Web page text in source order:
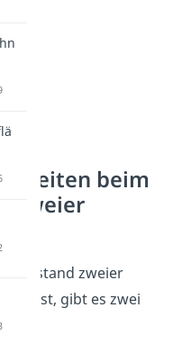
beim
zweier
Abstand zweier
gibt es zwei